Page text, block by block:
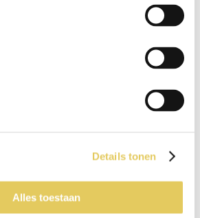
Details tonen
Alles toestaan